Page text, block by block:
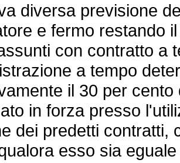
diversa previsione
e fermo restando
con contratto a
a tempo
il 30 per
in forza presso
dei predetti contratti,
esso sia